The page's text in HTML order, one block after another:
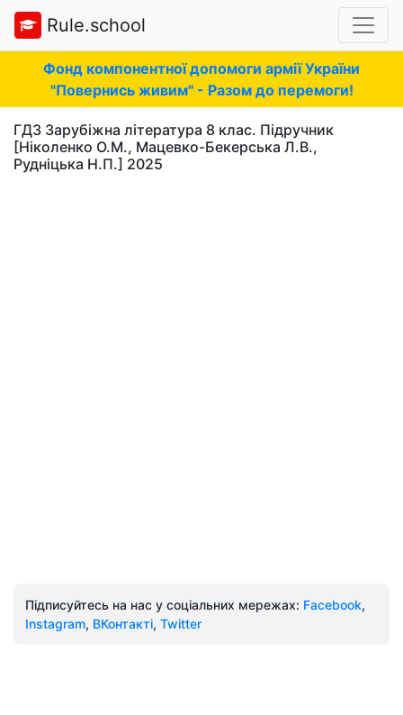
Rule.school
Фонд компонентної допомоги армії України
"Повернись живим" - Разом до перемоги!
ГДЗ Зарубіжна література 8 клас. Підручник
[Ніколенко О.М., Мацевко-Бекерська Л.В.,
Рудніцька Н.П.] 2025
Підписуйтесь на нас у соціальних мережах: Facebook,
Instagram, ВКонтакті, Twitter